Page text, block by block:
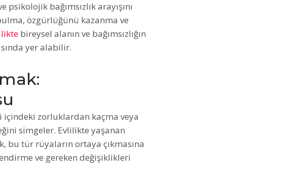
bağımsızlık arayışını
özgürlüğünü kazanma ve
bireysel alanın ve bağımsızlığın
yer alabilir.
içindeki zorluklardan kaçma veya
simgeler. Evlilikte yaşanan
tür rüyaların ortaya çıkmasına
ve gereken değişiklikleri